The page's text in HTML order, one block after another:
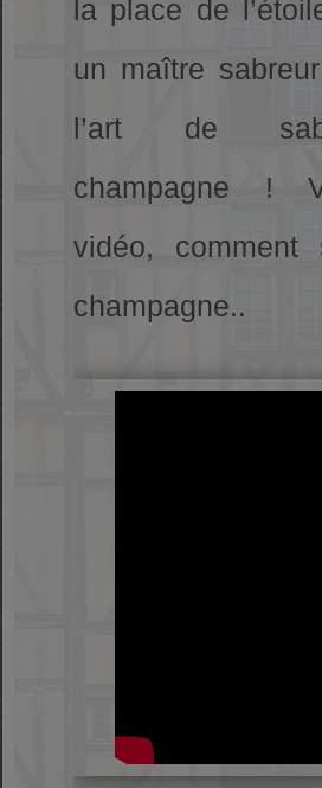
la place de
un maître
l’art de
champagne !
vidéo, comment
champagne..